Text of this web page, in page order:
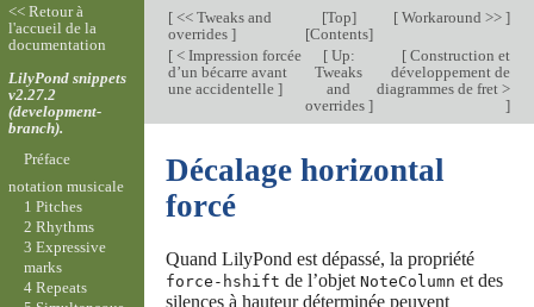
[<< Tweaks and
overrides ]
[Top]
[Contents]
[Workaround >> ]
[< Impression forcée
d’un bécarre avant
une accidentelle ]
[Up:
Tweaks
and
overrides ]
[Construction et
développement de
diagrammes de fret >
]
Décalage horizontal
forcé
Quand LilyPond est dépassé, la propriété
force-hshift de l’objet NoteColumn et des
silences à hauteur déterminée peuvent
<< Retour à
l'accueil de la
documentation
LilyPond snippets
v2.27.2
(development-
branch).
Préface
notation musicale
1 Pitches
2 Rhythms
3 Expressive
marks
4 Repeats